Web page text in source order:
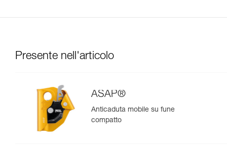
Presente nell'articolo
ASAP®
Anticaduta mobile su fune
compatto